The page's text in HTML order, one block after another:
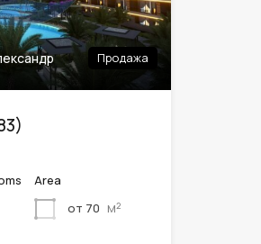
Продажа
Area
от 70 м²